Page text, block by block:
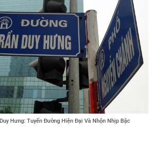
Hưng: Tuyến Đường Hiện Đại Và Nhộn Nhịp Bậc